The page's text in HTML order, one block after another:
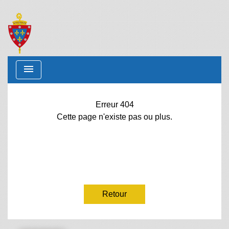
menu
Erreur 404
Cette page n'existe pas ou plus.
Retour